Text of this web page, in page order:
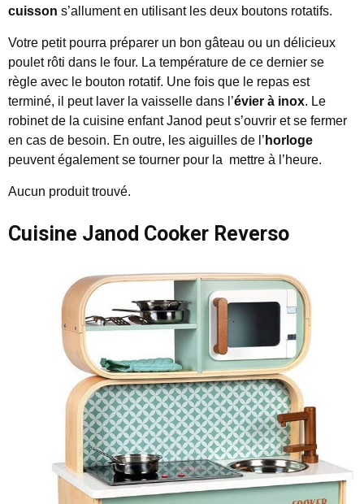
cuisson s’allument en utilisant les deux boutons rotatifs.
Votre petit pourra préparer un bon gâteau ou un délicieux
poulet rôti dans le four. La température de ce dernier se
règle avec le bouton rotatif. Une fois que le repas est
terminé, il peut laver la vaisselle dans l’évier à inox. Le
robinet de la cuisine enfant Janod peut s’ouvrir et se fermer
en cas de besoin. En outre, les aiguilles de l’ horloge
peuvent également se tourner pour la mettre à l’heure.
Aucun produit trouvé.
Cuisine Janod Cooker Reverso